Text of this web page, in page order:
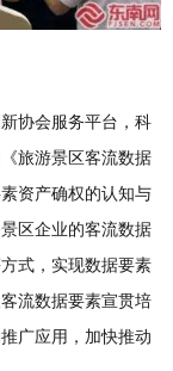
协会服务平台，科
旅游景区客流数据
资产确权的认知与
区企业的客流数据
式，实现数据要素
流数据要素宣贯培
广应用，加快推动